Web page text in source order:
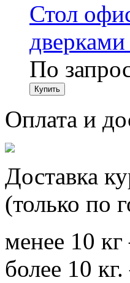
Стол
По
Оплата и
Доставка
(только по
менее 10
более 10